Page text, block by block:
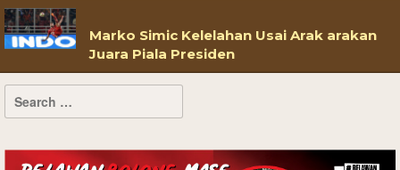
Marko Simic Kelelahan Usai Arak arakan
Juara Piala Presiden